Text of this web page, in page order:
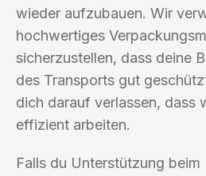
wieder aufzubauen. Wir
hochwertiges
sicherzustellen, dass deine
des Transports gut
dich darauf verlassen, dass
effizient arbeiten.
Falls du Unterstützung